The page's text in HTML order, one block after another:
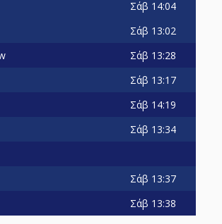
Σάβ 14:04
Σάβ 13:02
Σάβ 13:28
Σάβ 13:17
Σάβ 14:19
Σάβ 13:34
Σάβ 13:37
Σάβ 13:38